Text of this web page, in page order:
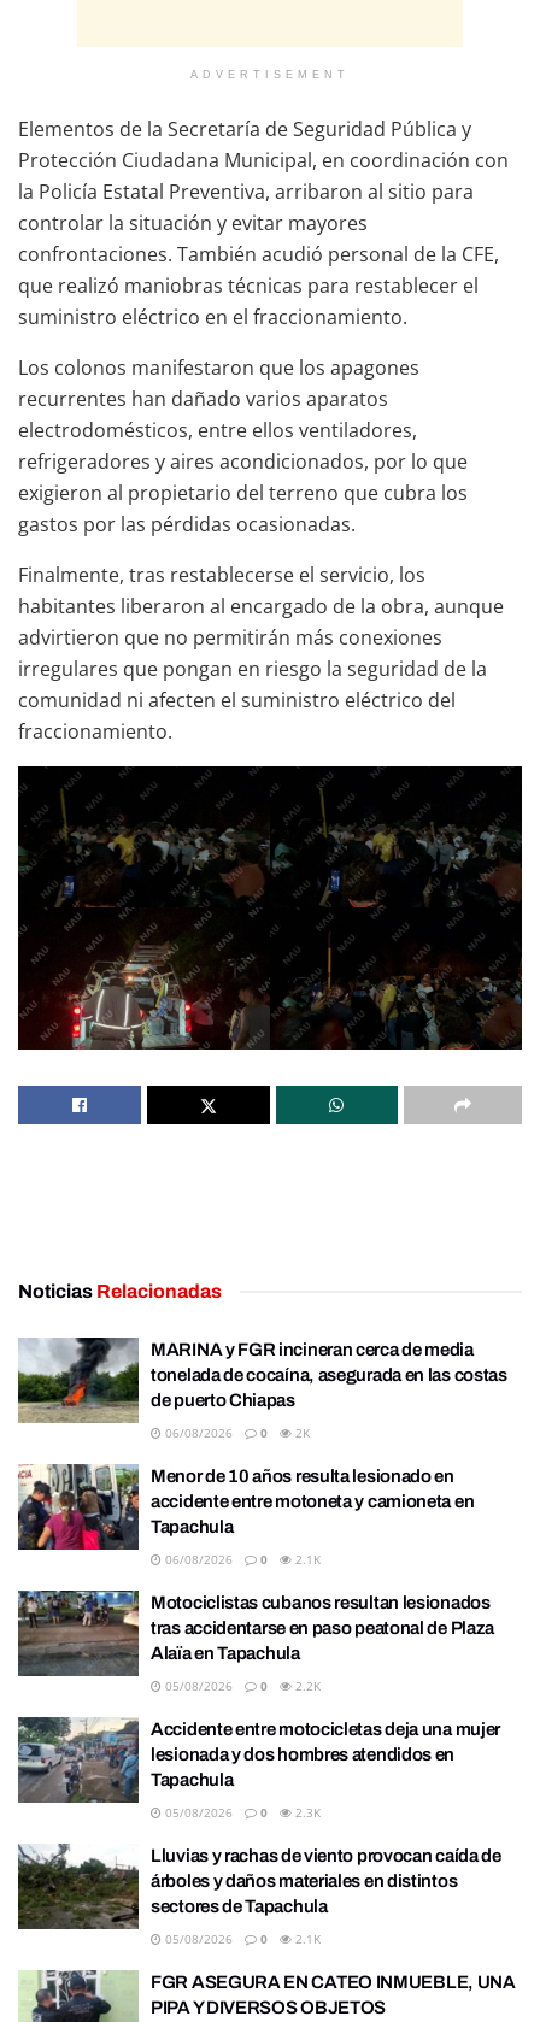
ADVERTISEMENT
Elementos de la Secretaría de Seguridad Pública y
Protección Ciudadana Municipal, en coordinación con
la Policía Estatal Preventiva, arribaron al sitio para
controlar la situación y evitar mayores
confrontaciones. También acudió personal de la CFE,
que realizó maniobras técnicas para restablecer el
suministro eléctrico en el fraccionamiento.
Los colonos manifestaron que los apagones
recurrentes han dañado varios aparatos
electrodomésticos, entre ellos ventiladores,
refrigeradores y aires acondicionados, por lo que
exigieron al propietario del terreno que cubra los
gastos por las pérdidas ocasionadas.
Finalmente, tras restablecerse el servicio, los
habitantes liberaron al encargado de la obra, aunque
advirtieron que no permitirán más conexiones
irregulares que pongan en riesgo la seguridad de la
comunidad ni afecten el suministro eléctrico del
fraccionamiento.
Noticias Relacionadas
MARINA y FGR incineran cerca de media
tonelada de cocaína, asegurada en las costas
de puerto Chiapas
06/08/2026 0 2K
Menor de 10 años resulta lesionado en
accidente entre motoneta y camioneta en
Tapachula
06/08/2026 0 2.1K
Motociclistas cubanos resultan lesionados
tras accidentarse en paso peatonal de Plaza
Alaïa en Tapachula
05/08/2026 0 2.2K
Accidente entre motocicletas deja una mujer
lesionada y dos hombres atendidos en
Tapachula
05/08/2026 0 2.3K
Lluvias y rachas de viento provocan caída de
árboles y daños materiales en distintos
sectores de Tapachula
05/08/2026 0 2.1K
FGR ASEGURA EN CATEO INMUEBLE, UNA
PIPA Y DIVERSOS OBJETOS